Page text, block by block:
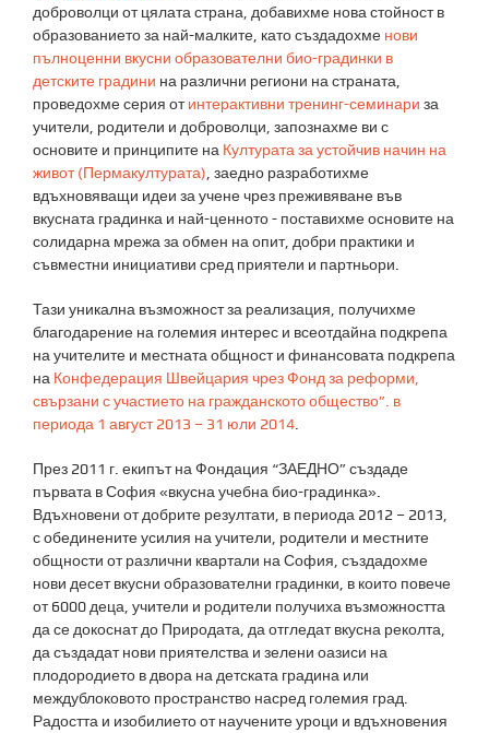
доброволци от цялата страна, добавихме нова стойност в
образованието за най-малките, като създадохме нови
пълноценни вкусни образователни био-градинки в
детските градини на различни региони на страната,
проведохме серия отинтерактивни тренинг-семинари за
учители, родители и доброволци, запознахме ви с
основите и принципите на Културата за устойчив начин на
живот (Пермакултурата) , заедно разработихме
вдъхновяващи идеи за учене чрез преживяване във
вкусната градинка и най-ценното - поставихме основите на
солидарна мрежа за обмен на опит, добри практики и
съвместни инициативи сред приятели и партньори.
Тази уникална възможност за реализация, получихме
благодарение на големия интерес и всеотдайна подкрепа
на учителите и местната общност и финансовата подкрепа
на Конфедерация Швейцария чрез Фонд за реформи,
свързани с участието на гражданското общество”. в
периода 1 август 2013 – 31 юли 2014
През 2011 г. екипът на Фондация “ЗАЕДНО” създаде
първата в София «вкусна учебна био-градинка».
Вдъхновени от добрите резултати, в периода 2012 – 2013,
с обединените усилия на учители, родители и местните
общности от различни квартали на София, създадохме
нови десет вкусни образователни градинки, в които повече
от 6000 деца, учители и родители получиха възможността
да се докоснат до Природата, да отгледат вкусна реколта,
да създадат нови приятелства и зелени оазиси на
плодородието в двора на детската градина или
междублоковото пространство насред големия град.
Радостта и изобилието от научените уроци и вдъхновения